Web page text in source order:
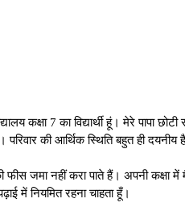
कक्षा 7 का विद्यार्थी हूं। मेरे पापा
परिवार की आर्थिक स्थिति बहुत ही
जमा नहीं करा पाते हैं। अपनी कक्षा में
में नियमित रहना चाहता हूँ।